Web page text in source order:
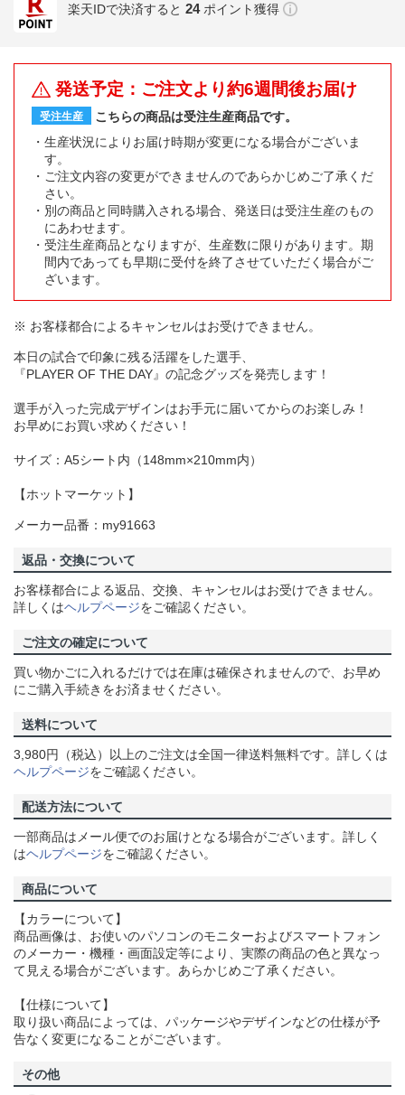
楽天IDで決済すると 24 ポイント獲得
発送予定：ご注文より約6週間後お届け
受注生産
こちらの商品は受注生産商品です。
生産状況によりお届け時期が変更になる場合がございま
す。
ご注文内容の変更ができませんのであらかじめご了承くだ
さい。
別の商品と同時購入される場合、発送日は受注生産のもの
にあわせます。
受注生産商品となりますが、生産数に限りがあります。期
間内であっても早期に受付を終了させていただく場合がご
ざいます。
※ お客様都合によるキャンセルはお受けできません。
本日の試合で印象に残る活躍をした選手、
『PLAYER OF THE DAY』の記念グッズを発売します！
選手が入った完成デザインはお手元に届いてからのお楽しみ！
お早めにお買い求めください！
サイズ：A5シート内（148mm×210mm内）
【ホットマーケット】
メーカー品番：my91663
返品・交換について
お客様都合による返品、交換、キャンセルはお受けできません。
詳しくはヘルプページをご確認ください。
ご注文の確定について
買い物かごに入れるだけでは在庫は確保されませんので、お早め
にご購入手続きをお済ませください。
送料について
3,980円（税込）以上のご注文は全国一律送料無料です。詳しくは
ヘルプページをご確認ください。
配送方法について
一部商品はメール便でのお届けとなる場合がございます。詳しく
はヘルプページをご確認ください。
商品について
【カラーについて】
商品画像は、お使いのパソコンのモニターおよびスマートフォン
のメーカー・機種・画面設定等により、実際の商品の色と異なっ
て見える場合がございます。あらかじめご了承ください。
【仕様について】
取り扱い商品によっては、パッケージやデザインなどの仕様が予
告なく変更になることがございます。
その他